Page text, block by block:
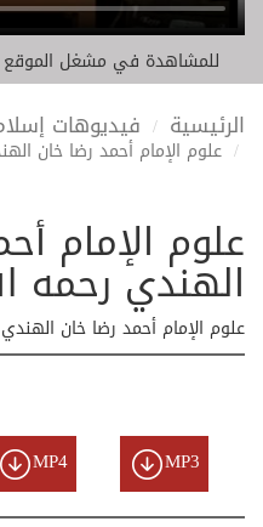
للمشاهدة في مشغل الموقع
الرئيسية فيديوهات
علوم الإمام أحمد رضا خان
علوم الإمام
الهندي رحمه
علوم الإمام أحمد رضا خان
MP3
MP4